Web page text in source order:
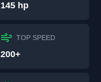
145 hp
TOP SPEED
200+